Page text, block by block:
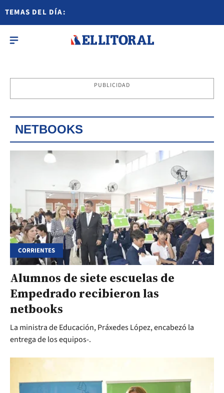
TEMAS DEL DÍA:
PUBLICIDAD
NETBOOKS
CORRIENTES
Alumnos de siete escuelas de
Empedrado recibieron las
netbooks
La ministra de Educación, Práxedes López, encabezó la
entrega de los equipos-.